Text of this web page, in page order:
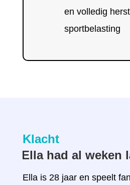
en volledig
sportbelasting
Klacht
Ella had al weken
Ella is 28 jaar en speelt